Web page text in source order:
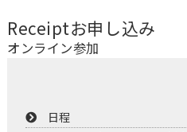
Receiptお申し込み
オンライン参加
日程